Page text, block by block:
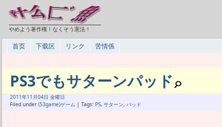
やめよう著作権！なくそう憲法！
首页 下载区 リンク 苦情係
PS3でもサターンパッド
2011年11月04日 金曜日
Filed under (53game)ゲーム | Tags: PS, サターン, パッド